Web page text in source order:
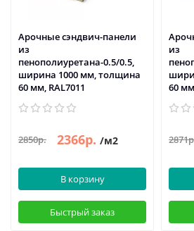
Арочные сэндвич-панели
из
пенополиуретана-0.5/0.5,
ширина 1000 мм, толщина
60 мм, RAL7011
2850р. 2366р. /м2
В корзину
Быстрый заказ
из
60